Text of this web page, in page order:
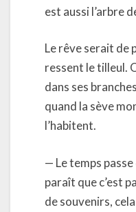
est aussi l’arbre
Le rêve serait de
ressent le tilleul.
dans ses
quand la sève
l’habitent.
— Le temps
paraît que c’est
de souvenirs,